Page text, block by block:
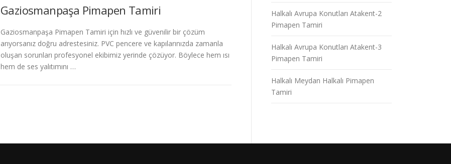
Gaziosmanpaşa Pimapen Tamiri
Gaziosmanpaşa Pimapen Tamiri için hızlı ve güvenilir bir çözüm
arıyorsanız doğru adrestesiniz. PVC pencere ve kapılarınızda zamanla
oluşan sorunları profesyonel ekibimiz yerinde çözüyor. Böylece hem ısı
hem de ses yalıtımını …
Halkalı Avrupa Konutları Atakent-2
Pimapen Tamiri
Halkalı Avrupa Konutları Atakent-3
Pimapen Tamiri
Halkalı Meydan Halkalı Pimapen
Tamiri